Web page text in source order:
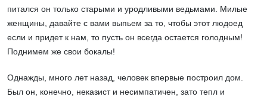
питался он только старыми и уродливыми ведьмами. Милые
женщины, давайте с вами выпьем за то, чтобы этот людоед
если и придет к нам, то пусть он всегда остается голодным!
Поднимем же свои бокалы!
Однажды, много лет назад, человек впервые построил дом.
Был он, конечно, неказист и несимпатичен, зато тепл и